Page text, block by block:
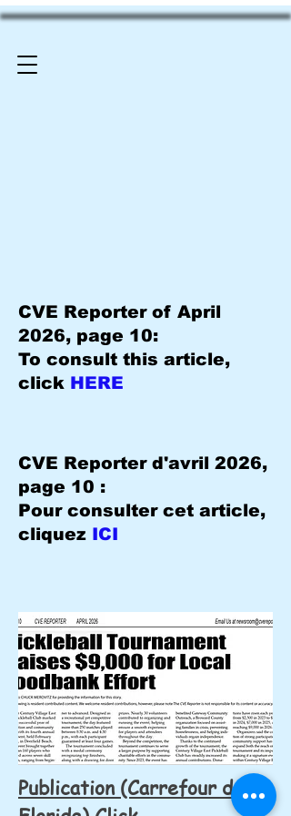
CVE Reporter of April
2026, page 10:
To consult this article,
click HERE
CVE Reporter d'avril 2026,
page 10 :
Pour consulter cet article,
cliquez ICI
Publication (Carrefour de la